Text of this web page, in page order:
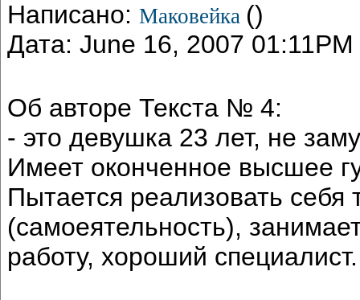
Написано: Маковейка ()
Дата: June 16, 2007 01:11PM
Об авторе Текста № 4:
- это девушка 23 лет, не
Имеет оконченное высшее
Пытается реализовать себя
(самоеятельность),
работу, хороший специалист.